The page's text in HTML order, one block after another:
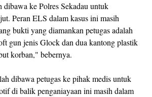
dibawa ke Polres Sekadau untuk
Peran ELS dalam kasus ini masih
bukti yang diamankan petugas adalah
gun jenis Glock dan dua kantong plastik
korban," bebernya.
dibawa petugas ke pihak medis untuk
di balik penganiayaan ini masih dalam